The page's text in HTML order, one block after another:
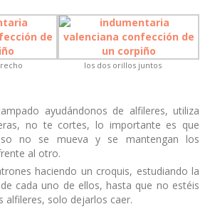
los dos orillos juntos
ayudándonos de alfileres, utiliza
no te cortes, lo importante es que
no se mueva y se mantengan los
al otro.
haciendo un croquis, estudiando la
cada uno de ellos, hasta que no estéis
alfileres, solo dejarlos caer.